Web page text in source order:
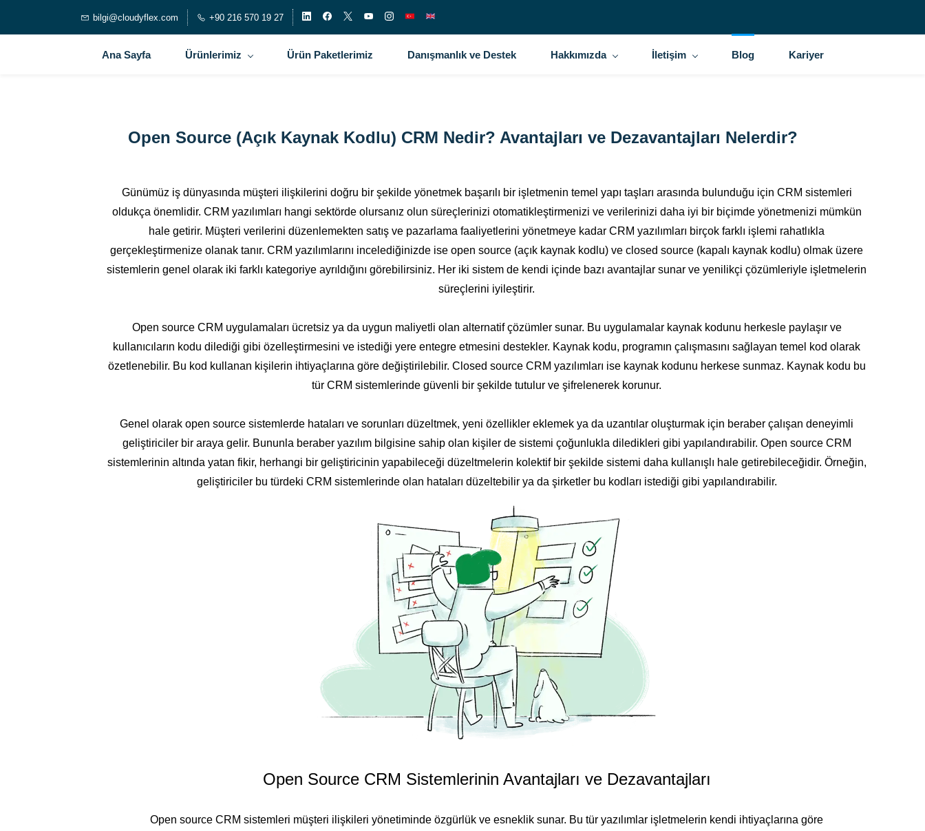
bilgi@cloudyflex.com +90 216 570 19 27
Ana Sayfa Ürünlerimiz Ürün Paketlerimiz Danışmanlık ve Destek Hakkımızda İletişim Blog Kariyer
Open Source (Açık Kaynak Kodlu) CRM Nedir? Avantajları ve Dezavantajları Nelerdir?
Günümüz iş dünyasında müşteri ilişkilerini doğru bir şekilde yönetmek başarılı bir işletmenin temel yapı taşları arasında bulunduğu için CRM sistemleri
oldukça önemlidir. CRM yazılımları hangi sektörde olursanız olun süreçlerinizi otomatikleştirmenizi ve verilerinizi daha iyi bir biçimde yönetmenizi mümkün
hale getirir. Müşteri verilerini düzenlemekten satış ve pazarlama faaliyetlerini yönetmeye kadar CRM yazılımları birçok farklı işlemi rahatlıkla
gerçekleştirmenize olanak tanır. CRM yazılımlarını incelediğinizde ise open source (açık kaynak kodlu) ve closed source (kapalı kaynak kodlu) olmak üzere
sistemlerin genel olarak iki farklı kategoriye ayrıldığını görebilirsiniz. Her iki sistem de kendi içinde bazı avantajlar sunar ve yenilikçi çözümleriyle işletmelerin
süreçlerini iyileştirir.
Open source CRM uygulamaları ücretsiz ya da uygun maliyetli olan alternatif çözümler sunar. Bu uygulamalar kaynak kodunu herkesle paylaşır ve
kullanıcıların kodu dilediği gibi özelleştirmesini ve istediği yere entegre etmesini destekler. Kaynak kodu, programın çalışmasını sağlayan temel kod olarak
özetlenebilir. Bu kod kullanan kişilerin ihtiyaçlarına göre değiştirilebilir. Closed source CRM yazılımları ise kaynak kodunu herkese sunmaz. Kaynak kodu bu
tür CRM sistemlerinde güvenli bir şekilde tutulur ve şifrelenerek korunur.
Genel olarak open source sistemlerde hataları ve sorunları düzeltmek, yeni özellikler eklemek ya da uzantılar oluşturmak için beraber çalışan deneyimli
geliştiriciler bir araya gelir. Bununla beraber yazılım bilgisine sahip olan kişiler de sistemi çoğunlukla diledikleri gibi yapılandırabilir. Open source CRM
sistemlerinin altında yatan fikir, herhangi bir geliştiricinin yapabileceği düzeltmelerin kolektif bir şekilde sistemi daha kullanışlı hale getirebileceğidir. Örneğin,
geliştiriciler bu türdeki CRM sistemlerinde olan hataları düzeltebilir ya da şirketler bu kodları istediği gibi yapılandırabilir.
Open Source CRM Sistemlerinin Avantajları ve Dezavantajları
Open source CRM sistemleri müşteri ilişkileri yönetiminde özgürlük ve esneklik sunar. Bu tür yazılımlar işletmelerin kendi ihtiyaçlarına göre